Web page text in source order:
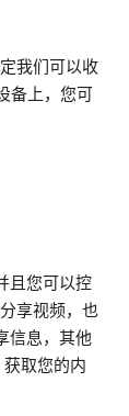
我们可以收
备上，您可
且您可以控
享视频，也
信息，其他
取您的内